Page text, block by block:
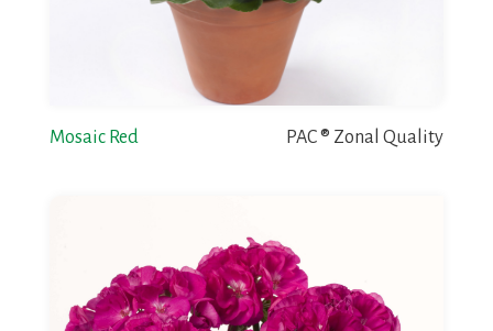
Mosaic Red PAC ® Zonal Quality